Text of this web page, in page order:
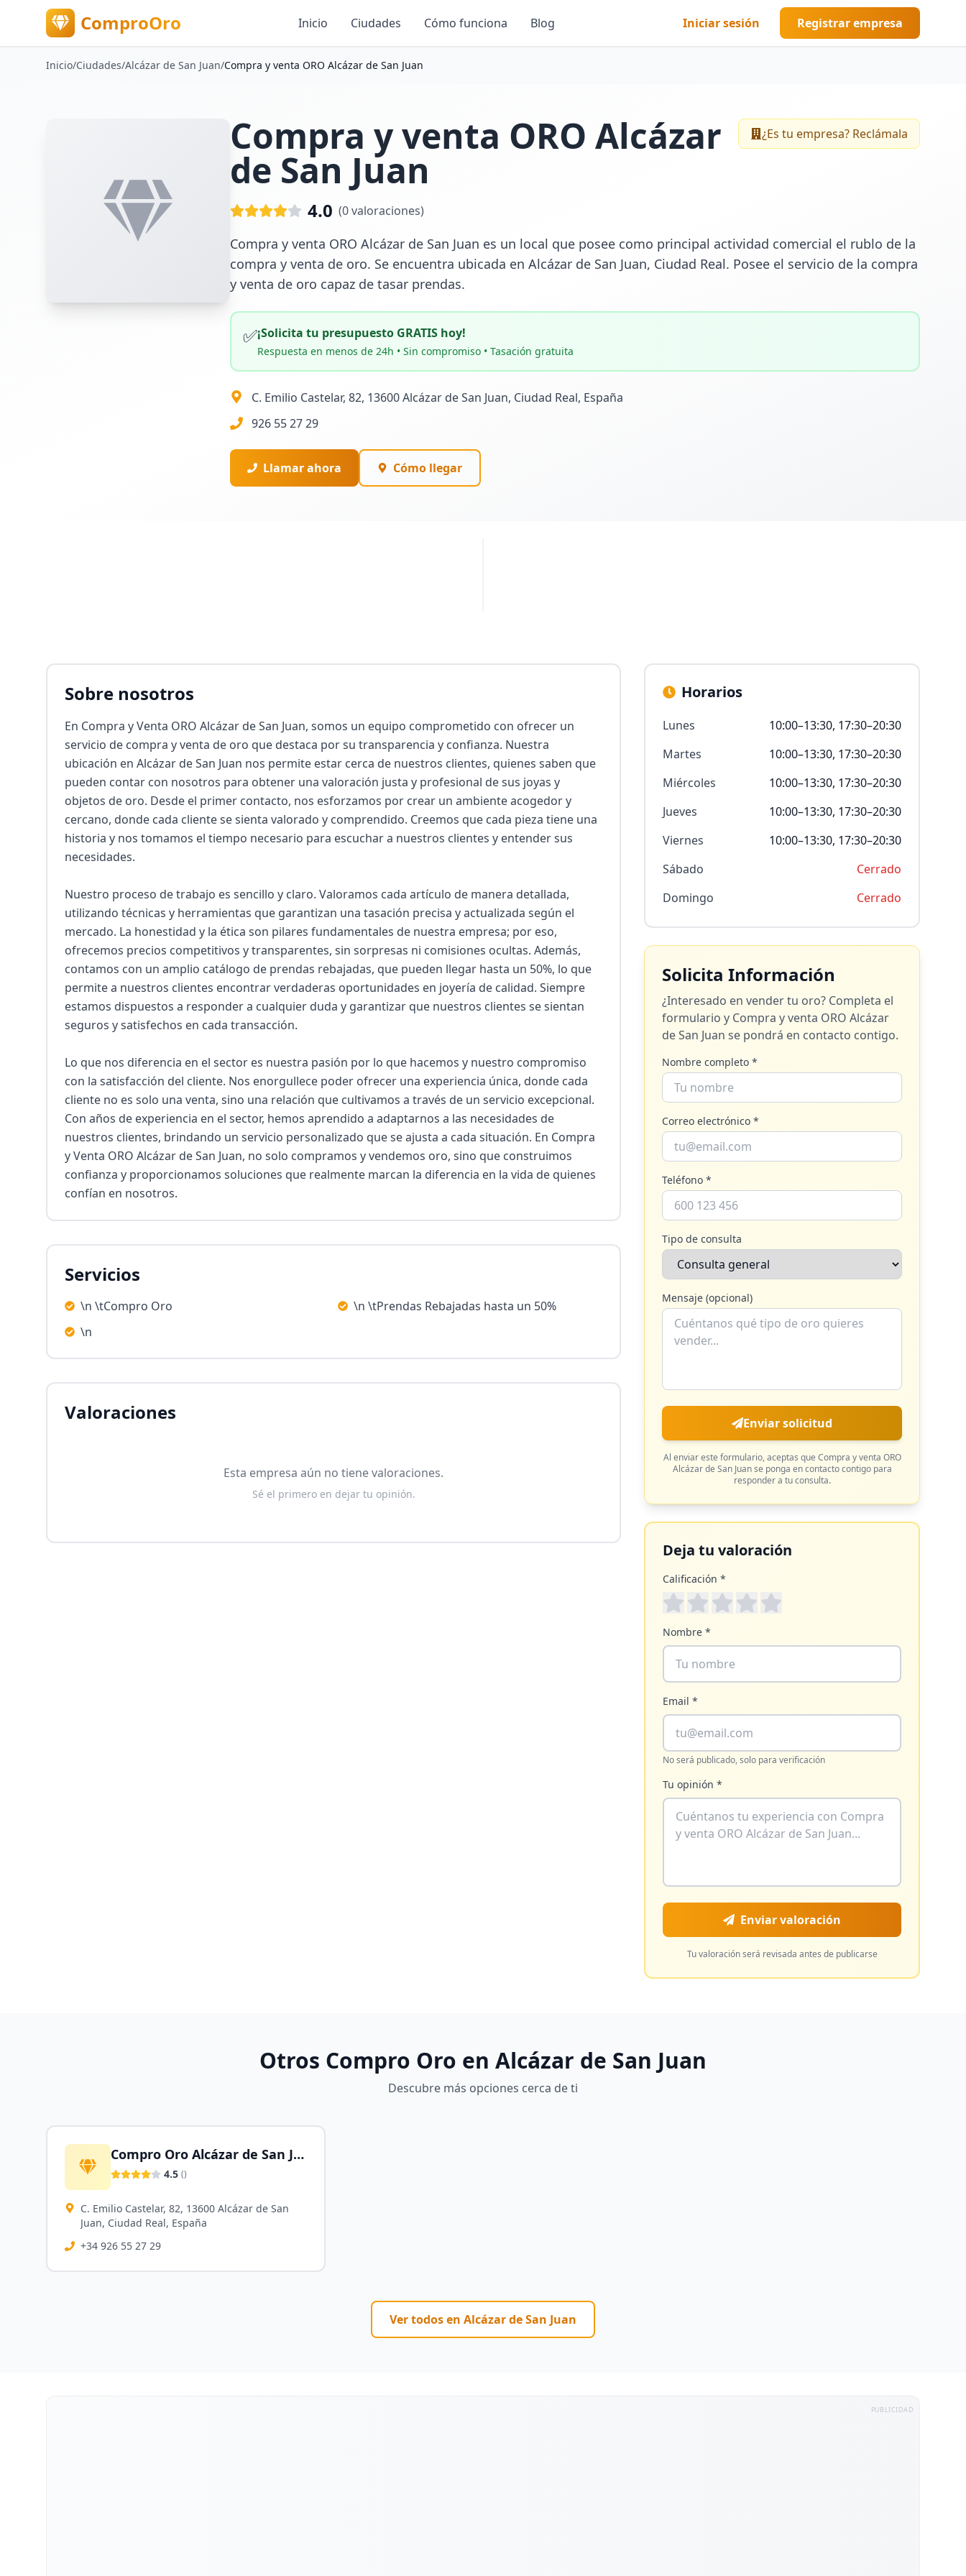
ComproOro Inicio Ciudades Cómo funciona Blog Iniciar sesión Registrar empresa
Inicio/Ciudades/Alcázar de San Juan/Compra y venta ORO Alcázar de San Juan
Compra y venta ORO Alcázar
de San Juan
¿Es tu empresa? Reclámala
4.0 (0valoraciones)
Compra y venta ORO Alcázar de San Juan es un local que posee como principal actividad comercial el rublo de la
compra y venta de oro. Se encuentra ubicada en Alcázar de San Juan, Ciudad Real. Posee el servicio de la compra
y venta de oro capaz de tasar prendas.
✅¡Solicita tu presupuesto GRATIS hoy!
Respuesta en menos de 24h • Sin compromiso • Tasación gratuita
C. Emilio Castelar, 82, 13600 Alcázar de San Juan, Ciudad Real, España
926 55 27 29
Llamar ahora Cómo llegar
Sobre nosotros
En Compra y Venta ORO Alcázar de San Juan, somos un equipo comprometido con ofrecer un
servicio de compra y venta de oro que destaca por su transparencia y confianza. Nuestra
ubicación en Alcázar de San Juan nos permite estar cerca de nuestros clientes, quienes saben que
pueden contar con nosotros para obtener una valoración justa y profesional de sus joyas y
objetos de oro. Desde el primer contacto, nos esforzamos por crear un ambiente acogedor y
cercano, donde cada cliente se sienta valorado y comprendido. Creemos que cada pieza tiene una
historia y nos tomamos el tiempo necesario para escuchar a nuestros clientes y entender sus
necesidades.
Nuestro proceso de trabajo es sencillo y claro. Valoramos cada artículo de manera detallada,
utilizando técnicas y herramientas que garantizan una tasación precisa y actualizada según el
mercado. La honestidad y la ética son pilares fundamentales de nuestra empresa; por eso,
ofrecemos precios competitivos y transparentes, sin sorpresas ni comisiones ocultas. Además,
contamos con un amplio catálogo de prendas rebajadas, que pueden llegar hasta un 50%, lo que
permite a nuestros clientes encontrar verdaderas oportunidades en joyería de calidad. Siempre
estamos dispuestos a responder a cualquier duda y garantizar que nuestros clientes se sientan
seguros y satisfechos en cada transacción.
Lo que nos diferencia en el sector es nuestra pasión por lo que hacemos y nuestro compromiso
con la satisfacción del cliente. Nos enorgullece poder ofrecer una experiencia única, donde cada
cliente no es solo una venta, sino una relación que cultivamos a través de un servicio excepcional.
Con años de experiencia en el sector, hemos aprendido a adaptarnos a las necesidades de
nuestros clientes, brindando un servicio personalizado que se ajusta a cada situación. En Compra
y Venta ORO Alcázar de San Juan, no solo compramos y vendemos oro, sino que construimos
confianza y proporcionamos soluciones que realmente marcan la diferencia en la vida de quienes
confían en nosotros.
Servicios
\n \tCompro Oro
\n \tPrendas Rebajadas hasta un 50%
\n
Valoraciones
Esta empresa aún no tiene valoraciones.
Sé el primero en dejar tu opinión.
Horarios
Lunes
10:00–13:30, 17:30–20:30
Martes
10:00–13:30, 17:30–20:30
Miércoles
10:00–13:30, 17:30–20:30
Jueves
10:00–13:30, 17:30–20:30
Viernes
10:00–13:30, 17:30–20:30
Sábado
Cerrado
Domingo
Cerrado
Solicita Información
¿Interesado en vender tu oro? Completa el
formulario y Compra y venta ORO Alcázar
de San Juan se pondrá en contacto contigo.
Nombre completo *
Correo electrónico *
Teléfono *
Tipo de consulta
Mensaje (opcional)
Enviar solicitud
Al enviar este formulario, aceptas que Compra y venta ORO
Alcázar de San Juanse ponga en contacto contigo para
responder a tu consulta.
Deja tu valoración
Calificación *
Nombre *
Email *
No será publicado, solo para verificación
Tu opinión *
Enviar valoración
Tu valoración será revisada antes de publicarse
Otros Compro Oro en Alcázar de San Juan
Descubre más opciones cerca de ti
Compro Oro Alcázar de San Juan
4.5 ()
C. Emilio Castelar, 82, 13600 Alcázar de San
Juan, Ciudad Real, España
+34 926 55 27 29
Ver todos en Alcázar de San Juan
PUBLICIDAD